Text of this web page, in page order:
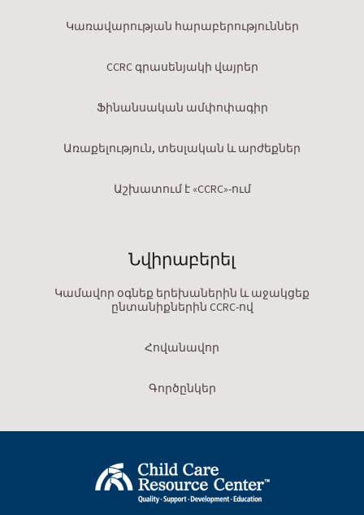
Կառավարության հարաբերություններ
CCRC գրասենյակի վայրեր
Ֆինանսական ամփոփագիր
Առաքելություն, տեսլական և արժեքներ
Աշխատում է «CCRC»-ում
Նվիրաբերել
Կամավոր օգնեք երեխաներին և աջակցեք
ընտանիքներին CCRC-ով
Հովանավոր
Գործընկեր